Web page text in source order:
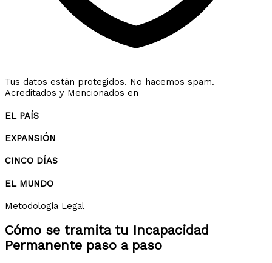
Tus datos están protegidos. No hacemos spam.
Acreditados y Mencionados en
EL PAÍS
EXPANSIÓN
CINCO DÍAS
EL MUNDO
Metodología Legal
Cómo se tramita tu Incapacidad
Permanente paso a paso